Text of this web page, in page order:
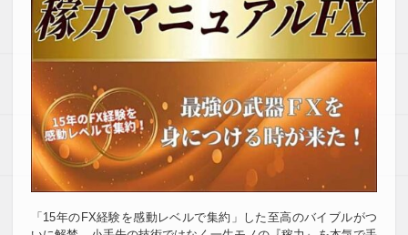
「15年のFX経験を感動レベルで集約」した至高のバイブルがつ